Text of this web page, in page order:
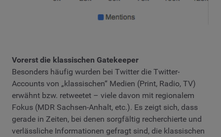
Vorerst die klassischen Gatekeeper
Besonders häufig wurden bei Twitter die Twitter-
Accounts von „klassischen“ Medien (Print, Radio, TV)
erwähnt bzw. retweetet – viele davon mit regionalem
Fokus (MDR Sachsen-Anhalt, etc.). Es zeigt sich, dass
gerade in Zeiten, bei denen sorgfältig recherchierte und
verlässliche Informationen gefragt sind, die klassischen